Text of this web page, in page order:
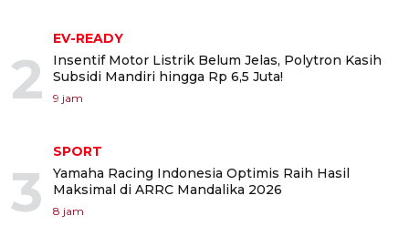
2
EV-READY
Insentif Motor Listrik Belum Jelas, Polytron Kasih
Subsidi Mandiri hingga Rp 6,5 Juta!
9 jam
3
SPORT
Yamaha Racing Indonesia Optimis Raih Hasil
Maksimal di ARRC Mandalika 2026
8 jam